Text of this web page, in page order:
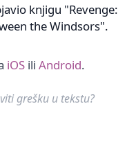
knjigu "Revenge:
the Windsors".
iOS ili Android.
grešku u tekstu?